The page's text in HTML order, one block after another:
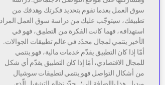
سوق العمل بعدما تقوم بتحديد فكرتك وهدفك من
تطبيقك، سيتوجّب عليك من دراسة سوق العمل المراد
استهدافه، فهما كانت الفكرة من التطبيق، فهو في
الأخير ينتمي لمجال محدّد في عالم تطبيقات الجوالات.
أمّا إذا كان التطبيق يقدّم خدمات مالية، فهو ينتمي
للمجال الاقتصادي، أمّا إذا كان التطبيق يقدّم أي شكل
من أشكال التواصل فهو ينتمي لتطبيقات سوشيال